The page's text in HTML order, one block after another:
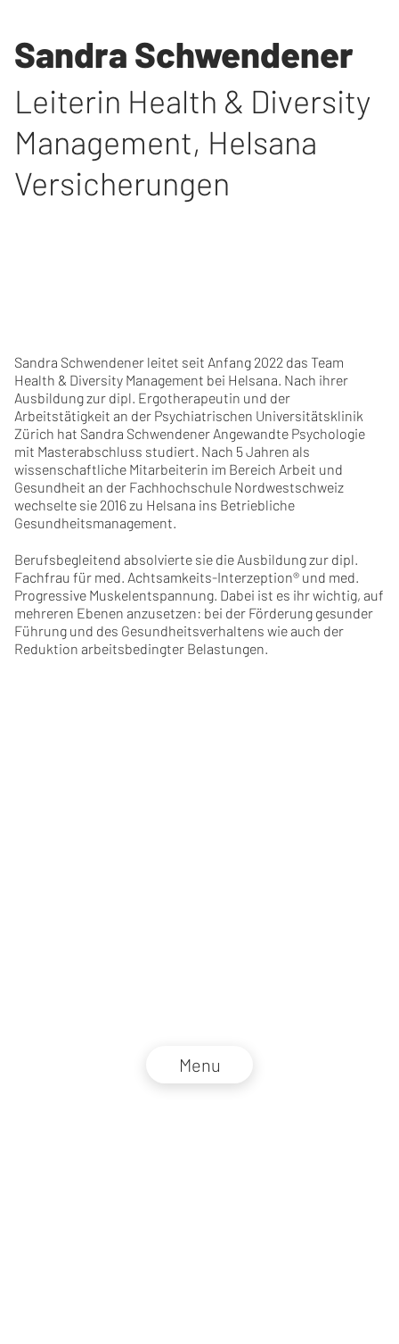
Menu
Sandra Schwendener
Leiterin Health & Diversity
Management, Helsana
Versicherungen
Sandra Schwendener leitet seit Anfang 2022 das Team
Health & Diversity Management bei Helsana. Nach ihrer
Ausbildung zur dipl. Ergotherapeutin und der
Arbeitstätigkeit an der Psychiatrischen Universitätsklinik
Zürich hat Sandra Schwendener Angewandte Psychologie
mit Masterabschluss studiert. Nach 5 Jahren als
wissenschaftliche Mitarbeiterin im Bereich Arbeit und
Gesundheit an der Fachhochschule Nordwestschweiz
wechselte sie 2016 zu Helsana ins Betriebliche
Gesundheitsmanagement.
Berufsbegleitend absolvierte sie die Ausbildung zur dipl.
Fachfrau für med. Achtsamkeits-Interzeption® und med.
Progressive Muskelentspannung. Dabei ist es ihr wichtig, auf
mehreren Ebenen anzusetzen: bei der Förderung gesunder
Führung und des Gesundheitsverhaltens wie auch der
Reduktion arbeitsbedingter Belastungen.